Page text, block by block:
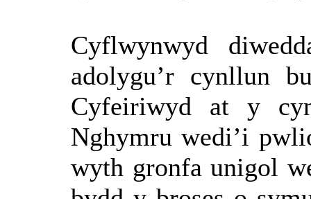
Cyflwynwyd
adolygu’r cynllun
Cyfeiriwyd at y
Nghymru wedi’i
wyth gronfa unigol